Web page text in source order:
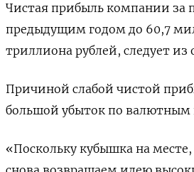
Чистая прибыль компании за
предыдущим годом до 60,7
триллиона рублей, следует из
Причиной слабой чистой
большой убыток по валютным
«Поскольку кубышка на